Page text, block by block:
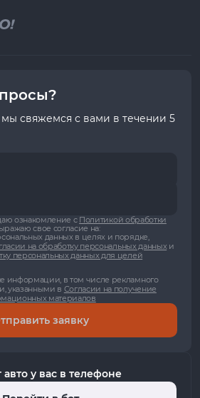
мы свяжемся с вами в течении 5
ознакомление с Политикой обработки
свое согласие на:
данных в целях и порядке,
на обработку персональных данныхи
персональных данных для целей
информации, в том числе рекламного
указанными в Согласии на получение
материалов
заявку
авто у вас в телефоне